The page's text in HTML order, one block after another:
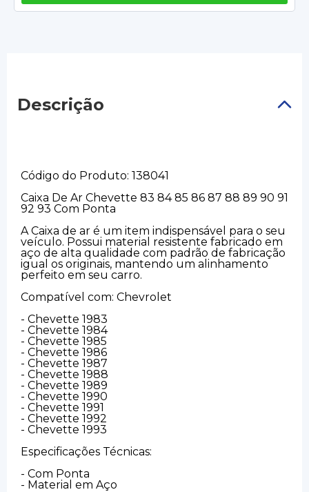
Descrição
Código do Produto: 138041
Caixa De Ar Chevette 83 84 85 86 87 88 89 90 91
92 93 Com Ponta
A Caixa de ar é um item indispensável para o seu
veículo. Possui material resistente fabricado em
aço de alta qualidade com padrão de fabricação
igual os originais, mantendo um alinhamento
perfeito em seu carro.
Compatível com: Chevrolet
- Chevette 1983
- Chevette 1984
- Chevette 1985
- Chevette 1986
- Chevette 1987
- Chevette 1988
- Chevette 1989
- Chevette 1990
- Chevette 1991
- Chevette 1992
- Chevette 1993
Especificações Técnicas:
- Com Ponta
- Material em Aço